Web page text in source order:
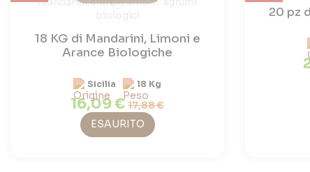
18 KG di Mandarini, Limoni e
Arance Biologiche
Sicilia 18 Kg
16,09 € 17,88 €
ESAURITO
20 pz